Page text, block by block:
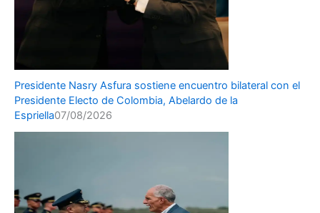
Presidente Nasry Asfura sostiene encuentro bilateral con el
Presidente Electo de Colombia, Abelardo de la
Espriella07/08/2026